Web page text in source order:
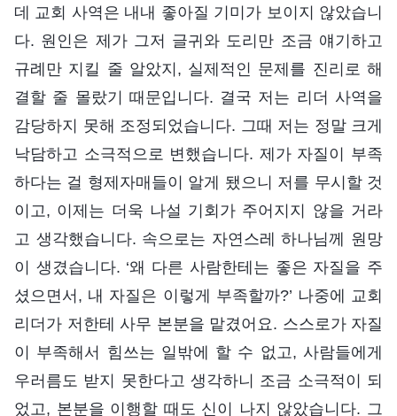
데 교회 사역은 내내 좋아질 기미가 보이지 않았습니
다. 원인은 제가 그저 글귀와 도리만 조금 얘기하고
규례만 지킬 줄 알았지, 실제적인 문제를 진리로 해
결할 줄 몰랐기 때문입니다. 결국 저는 리더 사역을
감당하지 못해 조정되었습니다. 그때 저는 정말 크게
낙담하고 소극적으로 변했습니다. 제가 자질이 부족
하다는 걸 형제자매들이 알게 됐으니 저를 무시할 것
이고, 이제는 더욱 나설 기회가 주어지지 않을 거라
고 생각했습니다. 속으로는 자연스레 하나님께 원망
이 생겼습니다. ‘왜 다른 사람한테는 좋은 자질을 주
셨으면서, 내 자질은 이렇게 부족할까?’ 나중에 교회
리더가 저한테 사무 본분을 맡겼어요. 스스로가 자질
이 부족해서 힘쓰는 일밖에 할 수 없고, 사람들에게
우러름도 받지 못한다고 생각하니 조금 소극적이 되
었고, 본분을 이행할 때도 신이 나지 않았습니다. 그